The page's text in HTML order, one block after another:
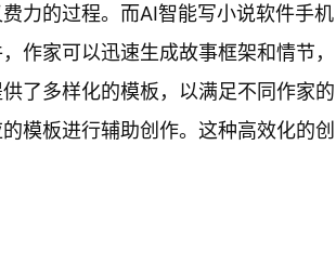
力的过程。而AI智能写小说软件手机
作家可以迅速生成故事框架和情节，
了多样化的模板，以满足不同作家的
模板进行辅助创作。这种高效化的创